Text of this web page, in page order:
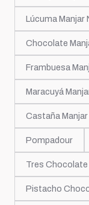
Lúcuma Manjar
Chocolate
Frambuesa
Maracuyá
Castaña Manjar
Pompadour
Tres Chocolate
Pistacho